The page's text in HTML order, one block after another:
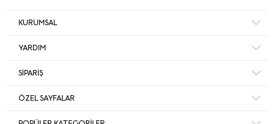
KURUMSAL
Mağazalar
Ecrou’da Kariyer ve İş Başvurusu
YARDIM
Sıkça Sorulan Sorular
Gizlilik ve Güvenlik
SİPARİŞ
Favorileriniz
ÖZEL SAYFALAR